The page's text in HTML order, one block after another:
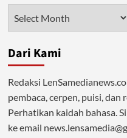
Dari Kami
Redaksi
pembaca, cerpen, puisi,
Perhatikan kaidah bahasa.
ke email